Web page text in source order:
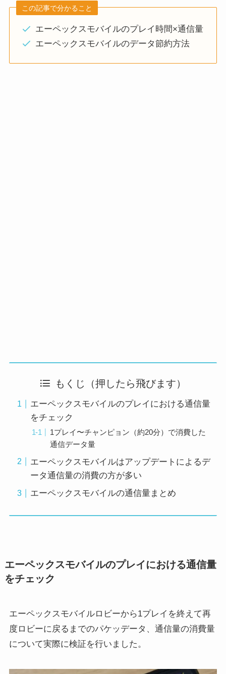
この記事で分かること
エーペックスモバイルのプレイ時間×通信量
エーペックスモバイルのデータ節約方法
もくじ（押したら飛びます）
エーペックスモバイルのプレイにおける通信量
をチェック
1プレイ〜チャンピョン（約20分）で消費した
通信データ量
エーペックスモバイルはアップデートによるデ
ータ通信量の消費の方が多い
エーペックスモバイルの通信量まとめ
エーペックスモバイルのプレイにおける通信量
をチェック
エーペックスモバイルロビーから1プレイを終えて再
度ロビーに戻るまでのパケッデータ、通信量の消費量
について実際に検証を行いました。